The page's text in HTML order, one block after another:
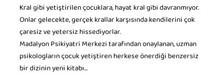
Kral gibi yetiştirilen çocuklara, hayat kral gibi davranmıyor.
Onlar gelecekte, gerçek krallar karşısında kendilerini çok
çaresiz ve yetersiz hissediyorlar.
Madalyon Psikiyatri Merkezi tarafından onaylanan, uzman
psikologların çocuk yetiştiren herkese önerdiği benzersiz
bir dizinin yeni kitabı…